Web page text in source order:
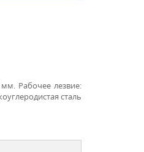
Рабочее лезвие:
сталь